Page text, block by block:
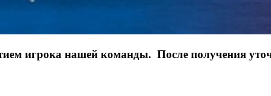
игрока нашей команды. После получения